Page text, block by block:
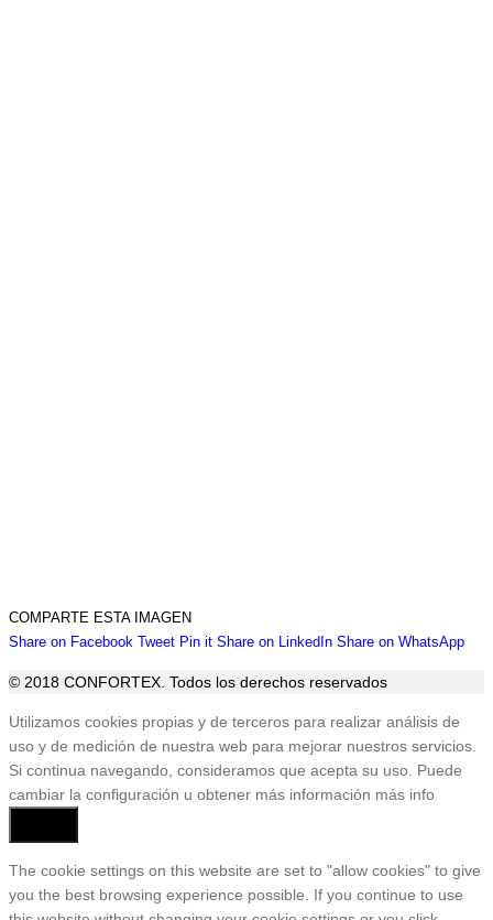
COMPARTE ESTA IMAGEN
Share on Facebook Share
Facebook
TweetShare
Twitter
Pin itShare
Pinterest
Share on LinkedInShare
LinkedIn
Share on WhatsApp
© 2018 CONFORTEX. Todos los derechos reservados
Ir
a
Tienda
Utilizamos cookies propias y de terceros para realizar análisis de
uso y de medición de nuestra web para mejorar nuestros servicios.
Si continua navegando, consideramos que acepta su uso. Puede
cambiar la configuración u obtener más información más info
The cookie settings on this website are set to "allow cookies" to give
you the best browsing experience possible. If you continue to use